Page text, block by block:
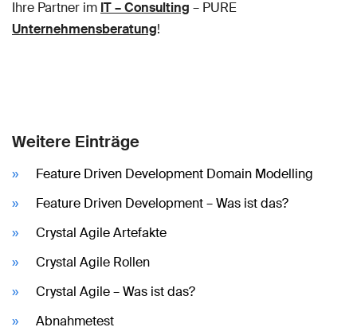
Ihre Partner im IT – Consulting – PURE
Unternehmensberatung!
Weitere Einträge
Feature Driven Development Domain Modelling
Feature Driven Development – Was ist das?
Crystal Agile Artefakte
Crystal Agile Rollen
Crystal Agile – Was ist das?
Abnahmetest